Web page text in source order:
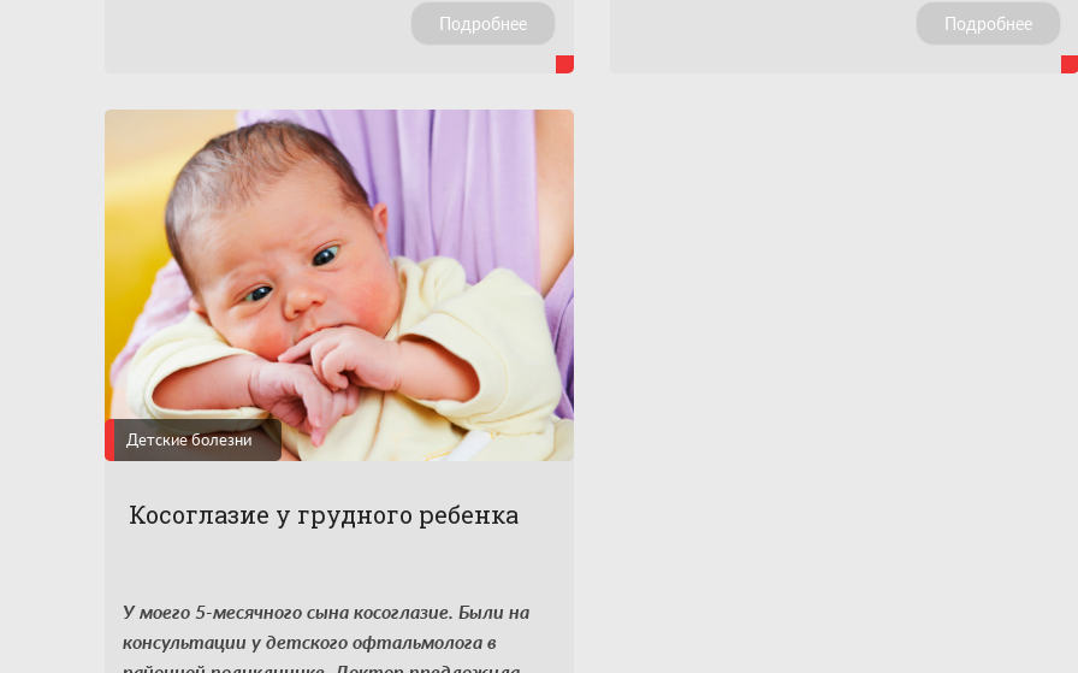
лишь принцип симптоматического лечения в
Подробнее
Детские болезни
Косоглазие у грудного ребенка
У моего 5-месячного сына косоглазие. Были на
консультации у детского офтальмолога в
попрежнему тесно соседствует с человеком.
Подробнее